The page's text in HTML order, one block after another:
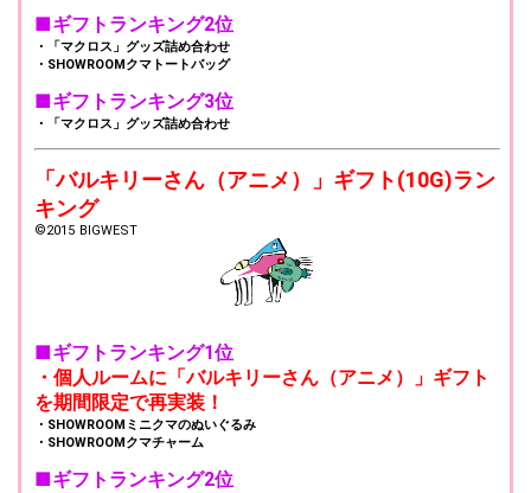
■ギフトランキング2位
・「マクロス」グッズ詰め合わせ
・SHOWROOMクマトートバッグ
■ギフトランキング3位
・「マクロス」グッズ詰め合わせ
「バルキリーさん（アニメ）」ギフト(10G)ラン
キング
©2015 BIGWEST
■ギフトランキング1位
・個人ルームに「バルキリーさん（アニメ）」ギフト
を期間限定で再実装！
・SHOWROOMミニクマのぬいぐるみ
・SHOWROOMクマチャーム
■ギフトランキング2位